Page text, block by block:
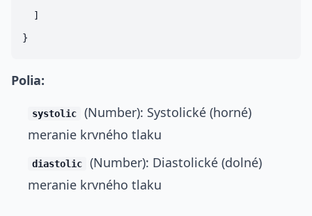
  ]
Polia:
systolic
(Number): Systolické (horné)
meranie krvného tlaku
diastolic
(Number): Diastolické (dolné)
meranie krvného tlaku